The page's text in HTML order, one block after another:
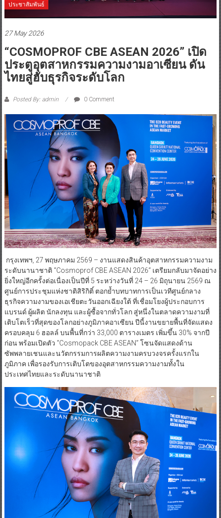
ประชาสัมพันธ์
27 May 2026
“COSMOPROF CBE ASEAN 2026” เปิด
ประตูอุตสาหกรรมความงามอาเซียน ดัน
ไทยสู่ฮับธุรกิจระดับโลก
Posted By: admin 0 Comment
กรุงเทพฯ, 27 พฤษภาคม 2569 – งานแสดงสินค้าอุตสาหกรรมความงาม
ระดับนานาชาติ “Cosmoprof CBE ASEAN 2026” เตรียมกลับมาจัดอย่าง
ยิ่งใหญ่อีกครั้งต่อเนื่องเป็นปีที่ 5 ระหว่างวันที่ 24 – 26 มิถุนายน 2569 ณ
ศูนย์การประชุมแห่งชาติสิริกิติ์ ตอกย้ำบทบาทการเป็นเวทีศูนย์กลาง
ธุรกิจความงามของเอเชียตะวันออกเฉียงใต้ ที่เชื่อมโยงผู้ประกอบการ
แบรนด์ ผู้ผลิต นักลงทุน และผู้ซื้อจากทั่วโลก สู่หนึ่งในตลาดความงามที่
เติบโตเร็วที่สุดของโลกอย่างภูมิภาคอาเซียน ปีนี้งานขยายพื้นที่จัดแสดง
ครอบคลุม 6 ฮอลล์ บนพื้นที่กว่า 33,000 ตารางเมตร เพิ่มขึ้น 30% จากปี
ก่อน พร้อมเปิดตัว “Cosmopack CBE ASEAN” โซนจัดแสดงด้าน
ซัพพลายเชนและนวัตกรรมการผลิตความงามครบวงจรครั้งแรกใน
ภูมิภาค เพื่อรองรับการเติบโตของอุตสาหกรรมความงามทั้งใน
ประเทศไทยและระดับนานาชาติ